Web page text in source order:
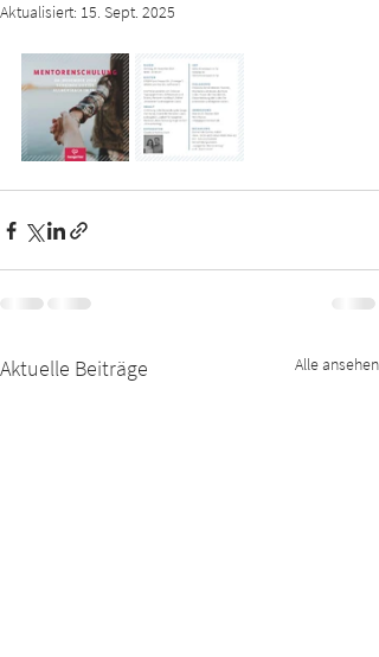
Aktualisiert: 15. Sept. 2025
Aktuelle Beiträge Alle ansehen